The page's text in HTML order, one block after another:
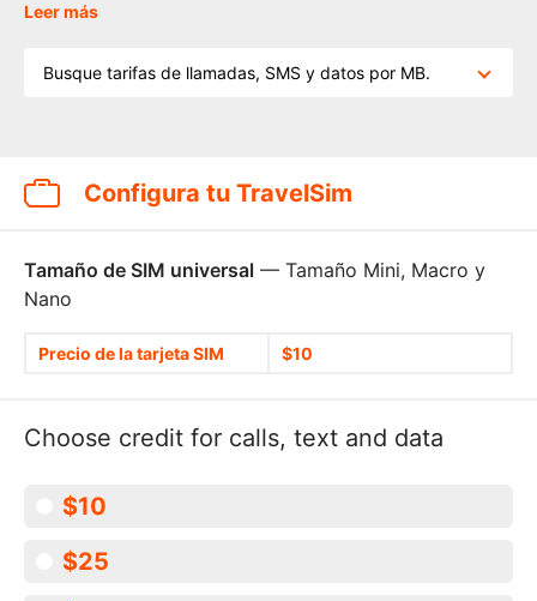
Leer más
Busque tarifas de llamadas, SMS y datos por MB.
Configura tu TravelSim
Tamaño de SIM universal — Tamaño Mini, Macro y
Nano
Precio de la tarjeta SIM $10
Choose credit for calls, text and data
$10
$25